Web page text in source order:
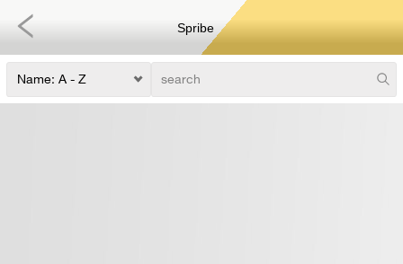
Spribe